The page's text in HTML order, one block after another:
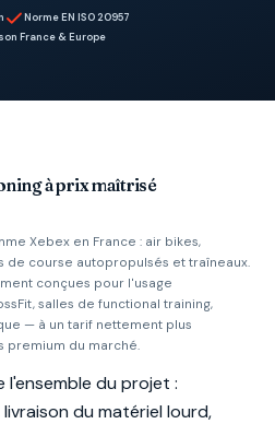
Norme EN ISO 20957
France & Europe
à prix maîtrisé
Xebex en France : air bikes,
de course autopropulsés et traîneaux.
conçues pour l'usage
salles de functional training,
— à un tarif nettement plus
premium du marché.
l'ensemble du projet :
du matériel lourd,